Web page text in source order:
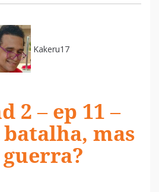
Kakeru17
2 – ep 11 –
batalha, mas